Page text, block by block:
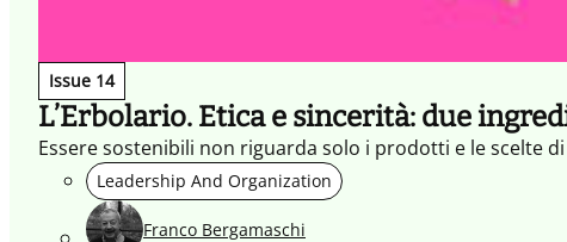
Issue 14
L’Erbolario. Etica e sincerità: due
Essere sostenibili non riguarda solo i prodotti e le scelte
Leadership And Organization
Franco Bergamaschi